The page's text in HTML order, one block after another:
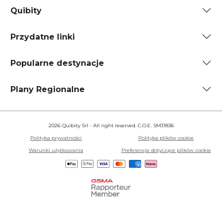
Quibity
Przydatne linki
Popularne destynacje
Plany Regionalne
2026 Quibity Srl - All right reserved. C.O.E. SM31836
Polityka prywatności
Polityka plików cookie
Warunki użytkowania
Preferencje dotyczące plików cookie